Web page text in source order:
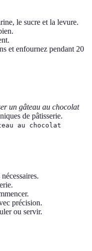
le sucre et la levure.
et enfournez pendant 20
un gâteau au chocolat
de pâtisserie.
au chocolat
précision.
ou servir.